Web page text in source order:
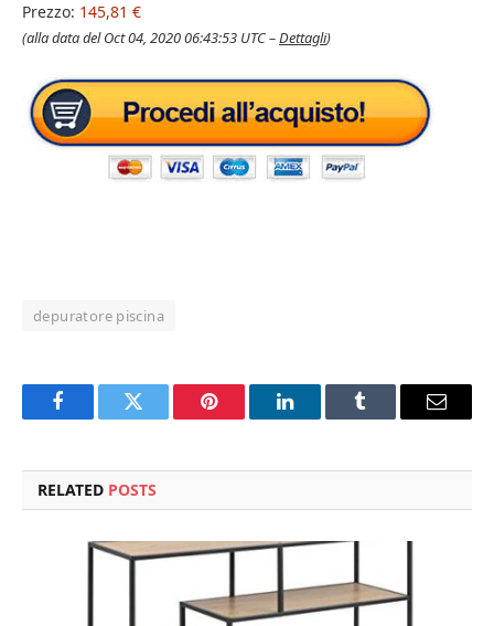
Prezzo: 145,81 €
(alla data del Oct 04, 2020 06:43:53 UTC –Dettagli)
depuratore piscina
FacebookTwitter Pinterest LinkedInTumblr Email
RELATED POSTS